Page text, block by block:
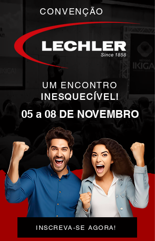
UM ENCONTRO
INESQUECÍVEL!
CONVENÇÃO
05 a 08 DE NOVEMBRO
INSCREVA-SE AGORA!